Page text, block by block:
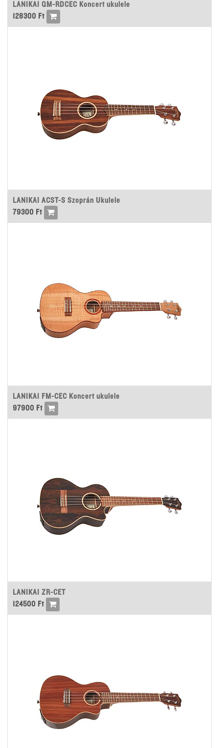
LANIKAI QM-RDCEC Koncert ukulele
128300 Ft
LANIKAI ACST-S Szoprán Ukulele
79300 Ft
LANIKAI FM-CEC Koncert ukulele
97900 Ft
LANIKAI ZR-CET
124500 Ft